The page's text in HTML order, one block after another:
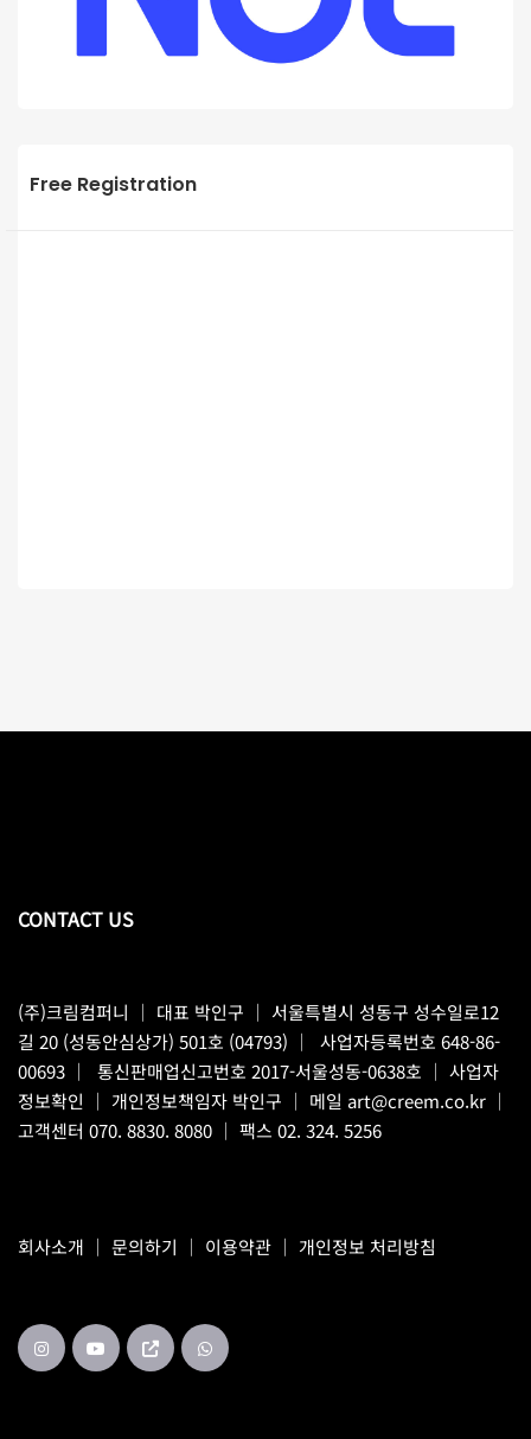
Free Registration
CONTACT US
(주)크림컴퍼니 ｜ 대표 박인구 ｜ 서울특별시 성동구 성수일로12
길 20 (성동안심상가) 501호 (04793) ｜ 사업자등록번호 648-86-
00693 ｜ 통신판매업신고번호 2017-서울성동-0638호 ｜ 사업자
정보확인 ｜ 개인정보책임자 박인구 ｜ 메일 art@creem.co.kr ｜
고객센터 070. 8830. 8080 ｜ 팩스 02. 324. 5256
회사소개 ｜ 문의하기 ｜ 이용약관 ｜ 개인정보 처리방침